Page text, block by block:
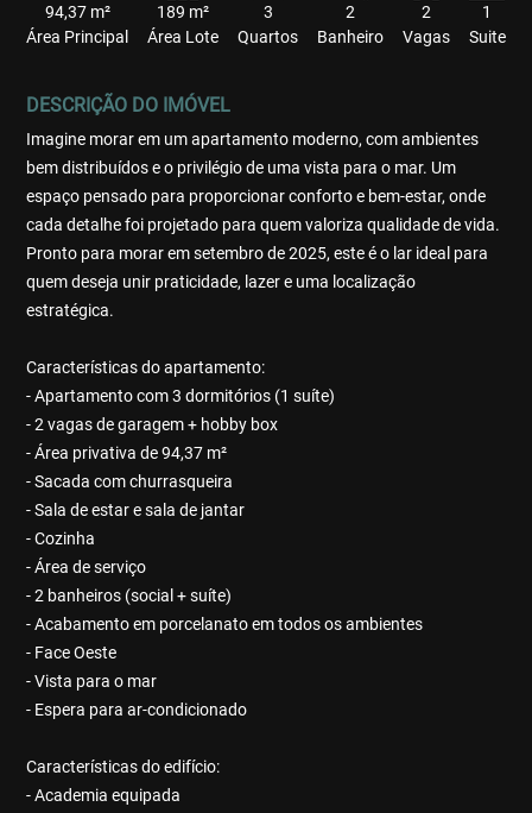
94,37 m²
Área Principal
189 m²
Área Lote
3
Quartos
2
Banheiro
2
Vagas
1
Suite
DESCRIÇÃO DO IMÓVEL
Imagine morar em um apartamento moderno, com ambientes
bem distribuídos e o privilégio de uma vista para o mar. Um
espaço pensado para proporcionar conforto e bem-estar, onde
cada detalhe foi projetado para quem valoriza qualidade de vida.
Pronto para morar em setembro de 2025, este é o lar ideal para
quem deseja unir praticidade, lazer e uma localização
estratégica.
Características do apartamento:
- Apartamento com 3 dormitórios (1 suíte)
- 2 vagas de garagem + hobby box
- Área privativa de 94,37 m²
- Sacada com churrasqueira
- Sala de estar e sala de jantar
- Cozinha
- Área de serviço
- 2 banheiros (social + suíte)
- Acabamento em porcelanato em todos os ambientes
- Face Oeste
- Vista para o mar
- Espera para ar-condicionado
Características do edifício:
- Academia equipada